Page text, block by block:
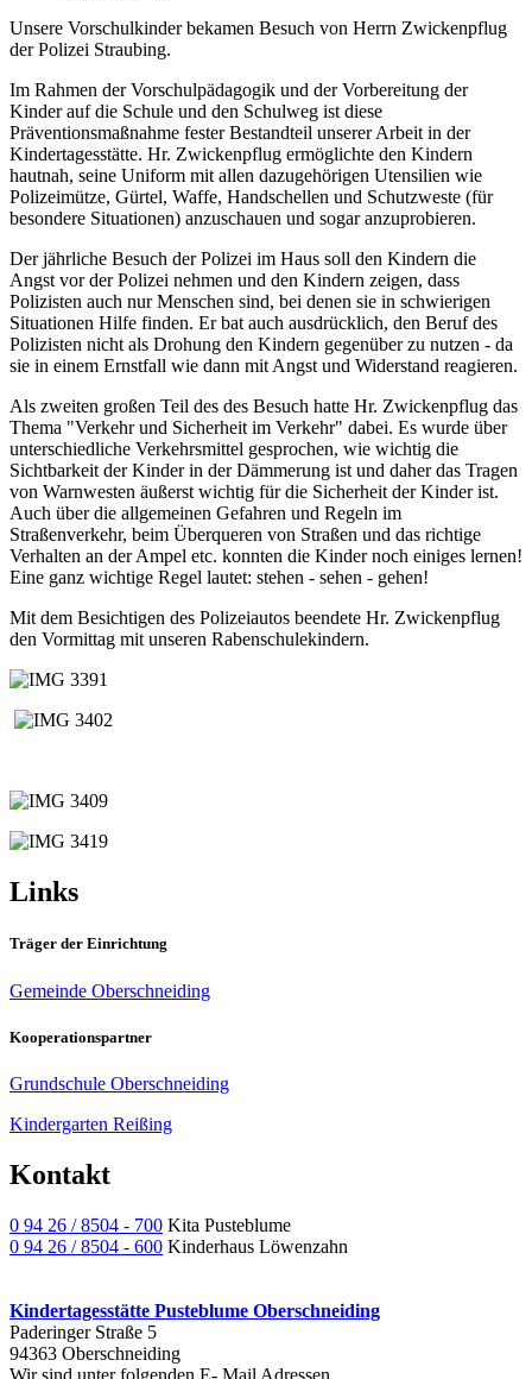
Unsere Vorschulkinder bekamen Besuch von Herrn Zwickenpflug
der Polizei Straubing.
Im Rahmen der Vorschulpädagogik und der Vorbereitung der
Kinder auf die Schule und den Schulweg ist diese
Präventionsmaßnahme fester Bestandteil unserer Arbeit in der
Kindertagesstätte. Hr. Zwickenpflug ermöglichte den Kindern
hautnah, seine Uniform mit allen dazugehörigen Utensilien wie
Polizeimütze, Gürtel, Waffe, Handschellen und Schutzweste (für
besondere Situationen) anzuschauen und sogar anzuprobieren.
Der jährliche Besuch der Polizei im Haus soll den Kindern die
Angst vor der Polizei nehmen und den Kindern zeigen, dass
Polizisten auch nur Menschen sind, bei denen sie in schwierigen
Situationen Hilfe finden. Er bat auch ausdrücklich, den Beruf des
Polizisten nicht als Drohung den Kindern gegenüber zu nutzen - da
sie in einem Ernstfall wie dann mit Angst und Widerstand reagieren.
Als zweiten großen Teil des des Besuch hatte Hr. Zwickenpflug das
Thema "Verkehr und Sicherheit im Verkehr" dabei. Es wurde über
unterschiedliche Verkehrsmittel gesprochen, wie wichtig die
Sichtbarkeit der Kinder in der Dämmerung ist und daher das Tragen
von Warnwesten äußerst wichtig für die Sicherheit der Kinder ist.
Auch über die allgemeinen Gefahren und Regeln im
Straßenverkehr, beim Überqueren von Straßen und das richtige
Verhalten an der Ampel etc. konnten die Kinder noch einiges lernen!
Eine ganz wichtige Regel lautet: stehen - sehen - gehen!
Mit dem Besichtigen des Polizeiautos beendete Hr. Zwickenpflug
den Vormittag mit unseren Rabenschulekindern.
Links
Träger der Einrichtung
Gemeinde Oberschneiding
Kooperationspartner
Grundschule Oberschneiding
Kindergarten Reißing
Kontakt
0 94 26 / 8504 - 700 Kita Pusteblume
0 94 26 / 8504 - 600 Kinderhaus Löwenzahn
Kindertagesstätte Pusteblume Oberschneiding
Paderinger Straße 5
94363 Oberschneiding
Wir sind unter folgenden E- Mail Adressen